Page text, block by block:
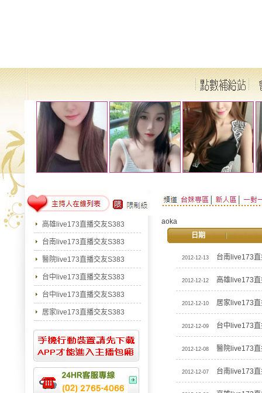
高雄live173直播交友S383
台南live173直播交友S383
醫院live173直播交友S383
台中live173直播交友S383
台中live173直播交友S383
居家live173直播交友S383
aoka
日期
2012-12-13 台南live173
2012-12-12 高雄live173
2012-12-10 居家live173
2012-12-09 台中live173
2012-12-08 醫院live173
2012-12-07 台南live173